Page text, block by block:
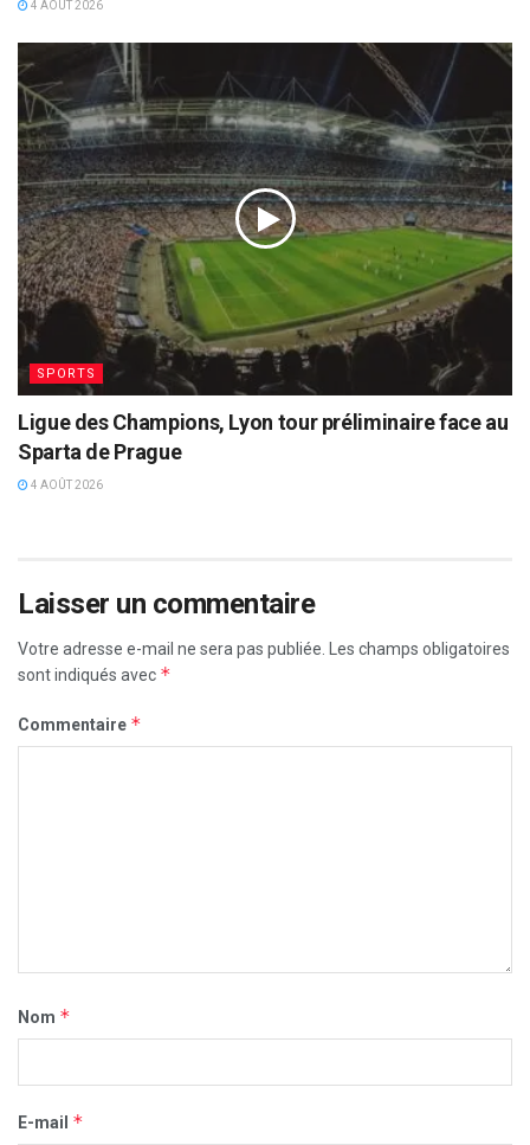
4 AOÛT 2026
SPORTS
Ligue des Champions, Lyon tour préliminaire face au
Sparta de Prague
4 AOÛT 2026
Laisser un commentaire
Votre adresse e-mail ne sera pas publiée. Les champs obligatoires
sont indiqués avec *
Commentaire *
Nom *
E-mail *